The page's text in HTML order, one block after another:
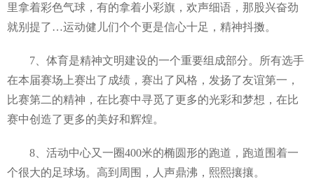
里拿着彩色气球，有的拿着小彩旗，欢声细语，那股兴奋劲
就别提了…运动健儿们个个更是信心十足，精神抖擞。
7、体育是精神文明建设的一个重要组成部分。所有选手
在本届赛场上赛出了成绩，赛出了风格，发扬了友谊第一，
比赛第二的精神，在比赛中寻觅了更多的光彩和梦想，在比
赛中创造了更多的美好和辉煌。
8、活动中心又一圈400米的椭圆形的跑道，跑道围着一
个很大的足球场。高到周围，人声鼎沸，熙熙攘攘。